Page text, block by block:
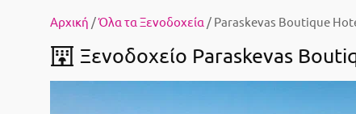
Αρχική /Όλα τα Ξενοδοχεία / Paraskevas Boutique
Ξενοδοχείο Paraskevas